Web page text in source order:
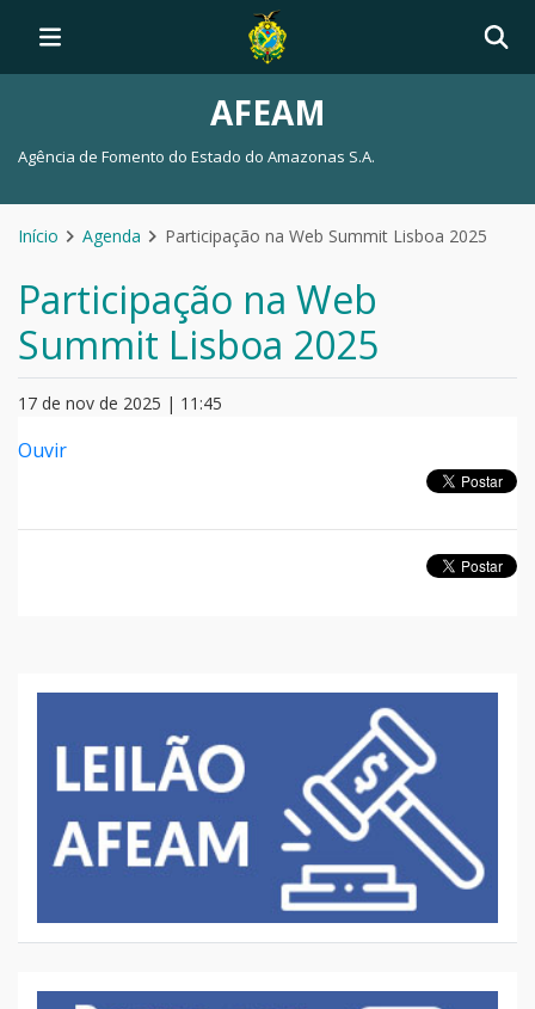
AFEAM
Agência de Fomento do Estado do Amazonas S.A.
Início Agenda Participação na Web Summit Lisboa 2025
Participação na Web
Summit Lisboa 2025
17 de nov de 2025 | 11:45
Ouvir